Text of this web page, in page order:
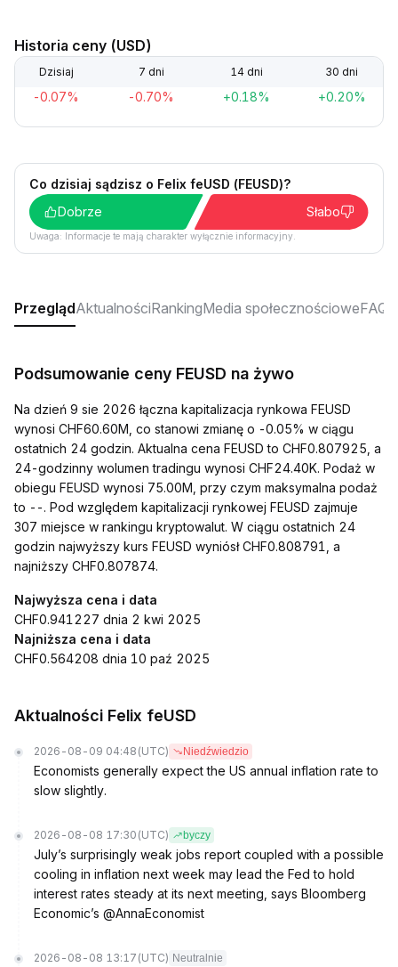
Historia ceny (USD)
Dzisiaj 7 dni 14 dni 30 dni
-0.07% -0.70% +0.18% +0.20%
Co dzisiaj sądzisz o Felix feUSD (FEUSD)?
Dobrze
Słabo
Uwaga: Informacje te mają charakter wyłącznie informacyjny.
PrzeglądAktualnościRankingMedia społecznościoweFAQ
Podsumowanie ceny FEUSD na żywo
Na dzień 9 sie 2026 łączna kapitalizacja rynkowa FEUSD
wynosi CHF60.60M, co stanowi zmianę o -0.05% w ciągu
ostatnich 24 godzin. Aktualna cena FEUSD to CHF0.807925, a
24-godzinny wolumen tradingu wynosi CHF24.40K. Podaż w
obiegu FEUSD wynosi 75.00M, przy czym maksymalna podaż
to --. Pod względem kapitalizacji rynkowej FEUSD zajmuje
307 miejsce w rankingu kryptowalut. W ciągu ostatnich 24
godzin najwyższy kurs FEUSD wyniósł CHF0.808791, a
najniższy CHF0.807874.
Najwyższa cena i data
CHF0.941227 dnia 2 kwi 2025
Najniższa cena i data
CHF0.564208 dnia 10 paź 2025
Aktualności Felix feUSD
2026-08-09 04:48 (UTC) Niedźwiedzio
Economists generally expect the US annual inflation rate to
slow slightly.
2026-08-08 17:30 (UTC) byczy
July’s surprisingly weak jobs report coupled with a possible
cooling in inflation next week may lead the Fed to hold
interest rates steady at its next meeting, says Bloomberg
Economic’s @AnnaEconomist
2026-08-08 13:17 (UTC) Neutralnie